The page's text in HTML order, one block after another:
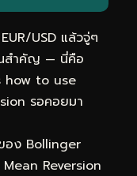
USD แล้วจู่ๆ
นสำคัญ — นี่คือ
how to use
รอคอยมา
อง Bollinger
Reversion